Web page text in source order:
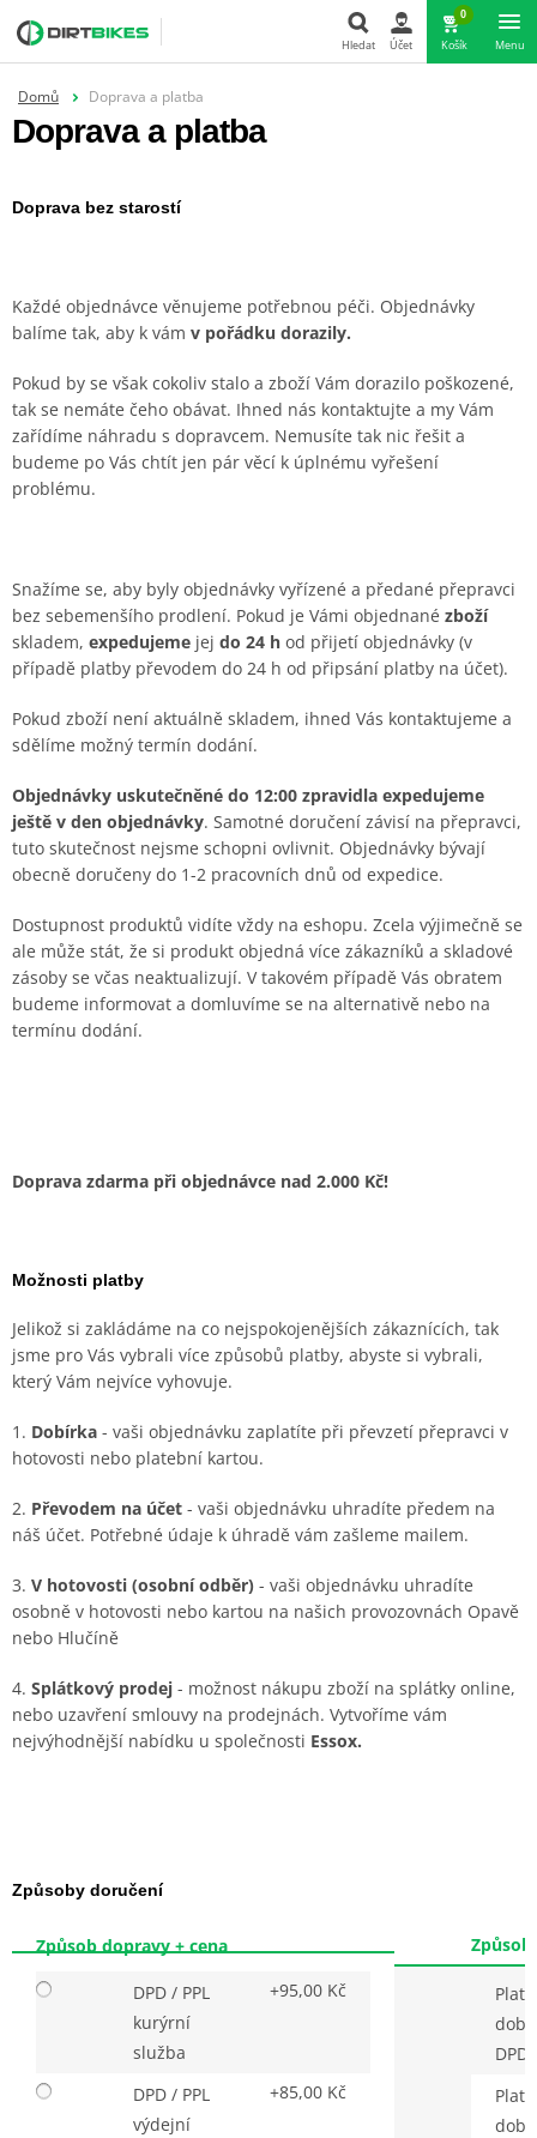
Hledat Účet
0
Košík Menu
Domů Doprava a platba
Doprava a platba
Doprava bez starostí
Každé objednávce věnujeme potřebnou péči. Objednávky
balíme tak, aby k vám v pořádku dorazily.
Pokud by se však cokoliv stalo a zboží Vám dorazilo poškozené,
tak se nemáte čeho obávat. Ihned nás kontaktujte a my Vám
zařídíme náhradu s dopravcem. Nemusíte tak nic řešit a
budeme po Vás chtít jen pár věcí k úplnému vyřešení
problému.
Snažíme se, aby byly objednávky vyřízené a předané přepravci
bez sebemenšího prodlení. Pokud je Vámi objednané zboží
skladem, expedujeme jej do 24 h od přijetí objednávky (v
případě platby převodem do 24 h od připsání platby na účet).
Pokud zboží není aktuálně skladem, ihned Vás kontaktujeme a
sdělíme možný termín dodání.
Objednávky uskutečněné do 12:00 zpravidla expedujeme
ještě v den objednávky. Samotné doručení závisí na přepravci,
tuto skutečnost nejsme schopni ovlivnit. Objednávky bývají
obecně doručeny do 1-2 pracovních dnů od expedice.
Dostupnost produktů vidíte vždy na eshopu. Zcela výjimečně se
ale může stát, že si produkt objedná více zákazníků a skladové
zásoby se včas neaktualizují. V takovém případě Vás obratem
budeme informovat a domluvíme se na alternativě nebo na
termínu dodání.
Doprava zdarma při objednávce nad 2.000 Kč!
Možnosti platby
Jelikož si zakládáme na co nejspokojenějších zákaznících, tak
jsme pro Vás vybrali více způsobů platby, abyste si vybrali,
který Vám nejvíce vyhovuje.
1. Dobírka - vaši objednávku zaplatíte při převzetí přepravci v
hotovosti nebo platební kartou.
2. Převodem na účet - vaši objednávku uhradíte předem na
náš účet. Potřebné údaje k úhradě vám zašleme mailem.
3. V hotovosti (osobní odběr) - vaši objednávku uhradíte
osobně v hotovosti nebo kartou na našich provozovnách Opavě
nebo Hlučíně
4. Splátkový prodej - možnost nákupu zboží na splátky online,
nebo uzavření smlouvy na prodejnách. Vytvoříme vám
nejvýhodnější nabídku u společnosti Essox.
Způsoby doručení
Způsob dopravy + cena
DPD / PPL
kurýrní
služba
+95,00 Kč
DPD / PPL
výdejní
+85,00 Kč
DPD